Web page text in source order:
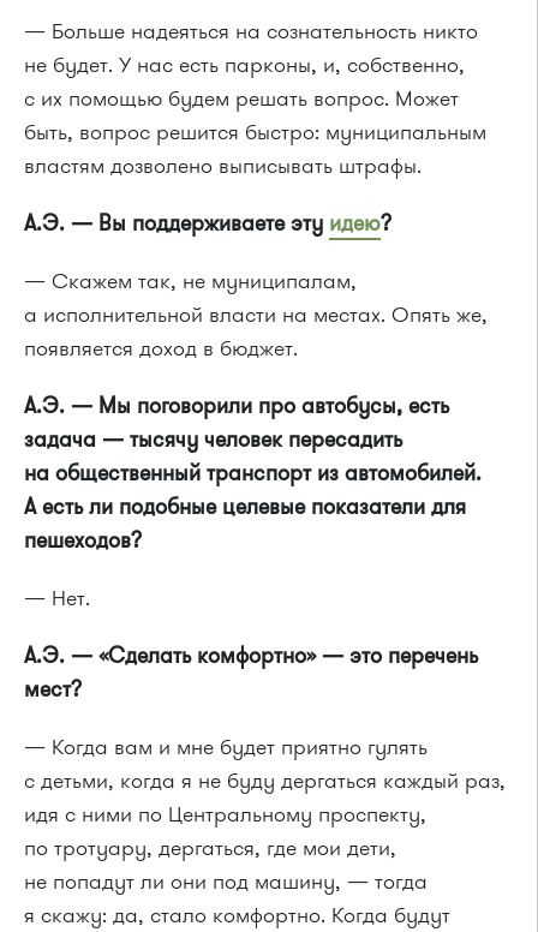
— Больше надеяться на сознательность никто
не будет. У нас есть парконы, и, собственно,
с их помощью будем решать вопрос. Может
быть, вопрос решится быстро: муниципальным
властям дозволено выписывать штрафы.
А.Э. — Вы поддерживаете эту идею?
— Скажем так, не муниципалам,
а исполнительной власти на местах. Опять же,
появляется доход в бюджет.
А.Э. — Мы поговорили про автобусы, есть
задача — тысячу человек пересадить
на общественный транспорт из автомобилей.
А есть ли подобные целевые показатели для
пешеходов?
— Нет.
А.Э. — «Сделать комфортно» — это перечень
мест?
— Когда вам и мне будет приятно гулять
с детьми, когда я не буду дергаться каждый раз,
идя с ними по Центральному проспекту,
по тротуару, дергаться, где мои дети,
не попадут ли они под машину, — тогда
я скажу: да, стало комфортно. Когда будут